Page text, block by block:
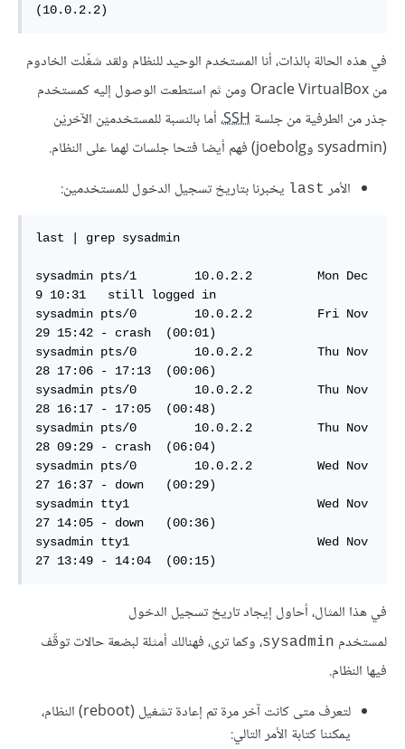
(10.0.2.2)
في هذه الحالة بالذات، أنا المستخدم الوحيد للنظام ولقد شغّلت الخادوم
من Oracle VirtualBox ومن ثم استطعت الوصول إليه كمستخدم
جذر من الطرفية من جلسة SSH، أما بالنسبة للمستخدميْن الآخريْن
(sysadmin وjoebolg) فهم أيضا فتحا جلسات لهما على النظام.
الأمر last يخبرنا بتاريخ تسجيل الدخول للمستخدمين:
last | grep sysadmin
sysadmin pts/1        10.0.2.2         Mon Dec
9 10:31   still logged in
sysadmin pts/0        10.0.2.2         Fri Nov
29 15:42 - crash  (00:01)
sysadmin pts/0        10.0.2.2         Thu Nov
28 17:06 - 17:13  (00:06)
sysadmin pts/0        10.0.2.2         Thu Nov
28 16:17 - 17:05  (00:48)
sysadmin pts/0        10.0.2.2         Thu Nov
28 09:29 - crash  (06:04)
sysadmin pts/0        10.0.2.2         Wed Nov
27 16:37 - down   (00:29)
sysadmin tty1                          Wed Nov
27 14:05 - down   (00:36)
sysadmin tty1                          Wed Nov
27 13:49 - 14:04  (00:15)
في هذا المثال، أحاول إيجاد تاريخ تسجيل الدخول
لمستخدم sysadmin، وكما ترى، فهنالك أمثلة لبضعة حالات توقّف
فيها النظام.
لتعرف متى كانت آخر مرة تم إعادة تشغيل (reboot) النظام،
يمكننا كتابة الأمر التالي: